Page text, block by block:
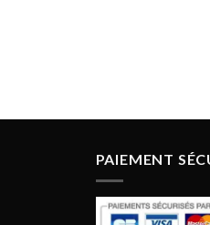
PAIEMENT